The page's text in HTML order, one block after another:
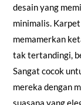
desain yang
minimalis.
memamerkan
tak tertandingi,
Sangat cocok
mereka dengan
suasana yang